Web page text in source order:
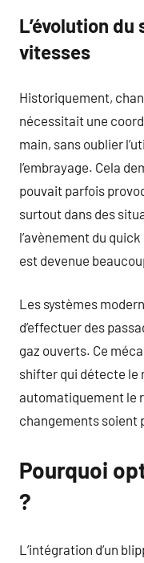
L’évolution
vitesses
Historiquement,
nécessitait une
main, sans oublier
l’embrayage. Cela
pouvait parfois
surtout dans des
l’avènement du
est devenue
Les systèmes
d’effectuer des
gaz ouverts. Ce
shifter qui détecte le
automatiquement le
changements soient
Pourquoi
?
L’intégration d’un